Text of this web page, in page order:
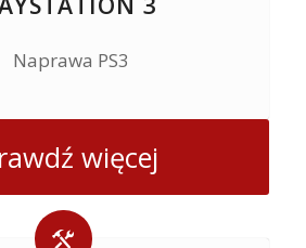
więcej